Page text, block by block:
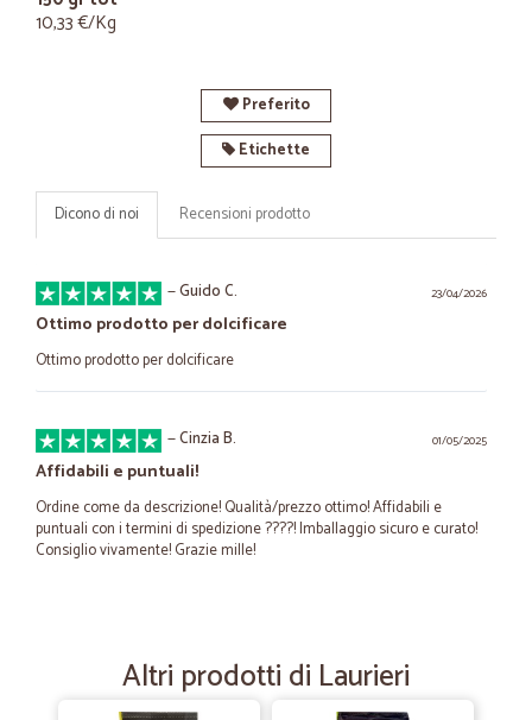
10,33 €/Kg
Preferito
Etichette
Dicono di noi Recensioni prodotto
23/04/2026
—Guido C.
Ottimo prodotto per dolcificare
Ottimo prodotto per dolcificare
01/05/2025
—Cinzia B.
Affidabili e puntuali!
Ordine come da descrizione! Qualità/prezzo ottimo! Affidabili e
puntuali con i termini di spedizione ????! Imballaggio sicuro e curato!
Consiglio vivamente! Grazie mille!
prodotto ottimo
prodotto ottimo, consegna velocissima, tutto ok. consiglio
Altri prodotti di Laurieri